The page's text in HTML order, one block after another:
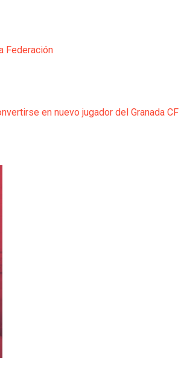
Federación
en nuevo jugador del Granada CF